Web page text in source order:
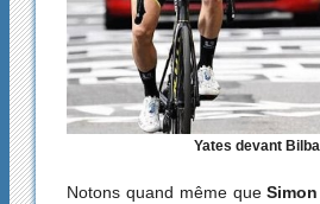
Yates devant
Notons quand même queSimon